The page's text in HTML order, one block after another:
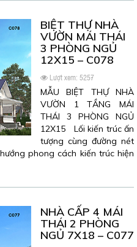
BIỆT THỰ NHÀ
VƯỜN MÁI THÁI
3 PHÒNG NGỦ
12X15 – C078
Lượt xem: 5257
MẪU BIỆT THỰ NHÀ
VƯỜN 1 TẦNG MÁI
THÁI 3 PHÒNG NGỦ
12X15 Lối kiến trúc ấn
tượng cùng đường nét
phong cách kiến trúc hiện
NHÀ CẤP 4 MÁI
THÁI 2 PHÒNG
NGỦ 7X18 – C077